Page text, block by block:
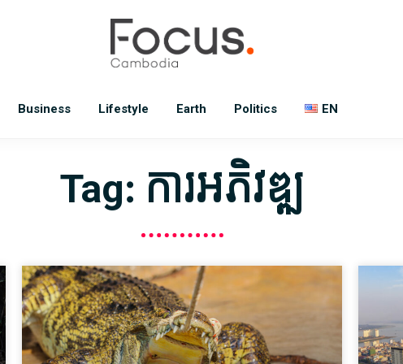
Business Lifestyle Earth Politics EN
Tag: ការអភិវឌ្ឍ